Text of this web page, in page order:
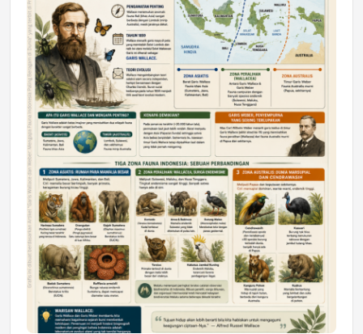
Astra Motor Kalimantan Timur 2 Dukung
Mahasiswa Samarinda dalam Astra
Honda SDGs Future Leaders 2026
Jumat, 10 Jul 2026 19:01